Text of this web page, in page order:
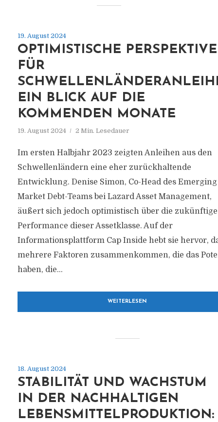
19. August 2024
OPTIMISTISCHE
FÜR
EIN BLICK AUF DIE
KOMMENDEN MONATE
19. August 2024 2 Min. Lesedauer
Im ersten Halbjahr 2023 zeigten Anleihen aus den
Schwellenländern eine eher zurückhaltende
Entwicklung. Denise Simon, Co-Head des Emerging
Market Debt-Teams bei Lazard Asset Management,
äußert sich jedoch optimistisch über die zukünftige
Performance dieser Assetklasse. Auf der
Informationsplattform Cap Inside hebt sie hervor,
mehrere Faktoren zusammenkommen, die das
haben, die...
WEITERLESEN
18. August 2024
STABILITÄT UND WACHSTUM
IN DER NACHHALTIGEN
LEBENSMITTELPRODUKTION: